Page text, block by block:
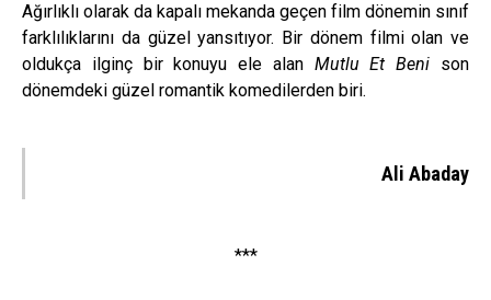
Ağırlıklı olarak da kapalı mekanda geçen film dönemin sınıf
farklılıklarını da güzel yansıtıyor. Bir dönem filmi olan ve
oldukça ilginç bir konuyu ele alan Mutlu Et Beni son
dönemdeki güzel romantik komedilerden biri.
Ali Abaday
***